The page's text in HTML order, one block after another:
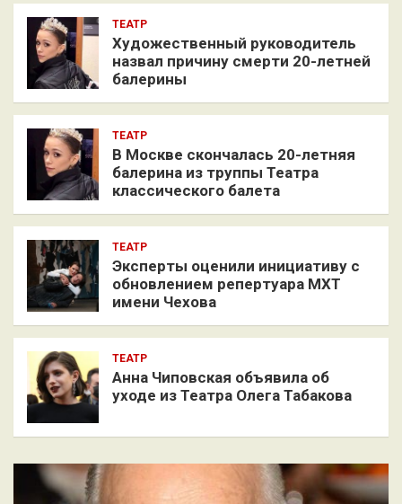
ТЕАТР
Художественный руководитель
назвал причину смерти 20-летней
балерины
ТЕАТР
В Москве скончалась 20-летняя
балерина из труппы Театра
классического балета
ТЕАТР
Эксперты оценили инициативу с
обновлением репертуара МХТ
имени Чехова
ТЕАТР
Анна Чиповская объявила об
уходе из Театра Олега Табакова